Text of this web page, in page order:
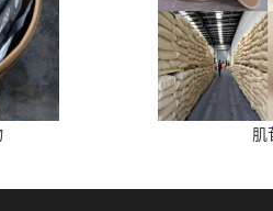
肌